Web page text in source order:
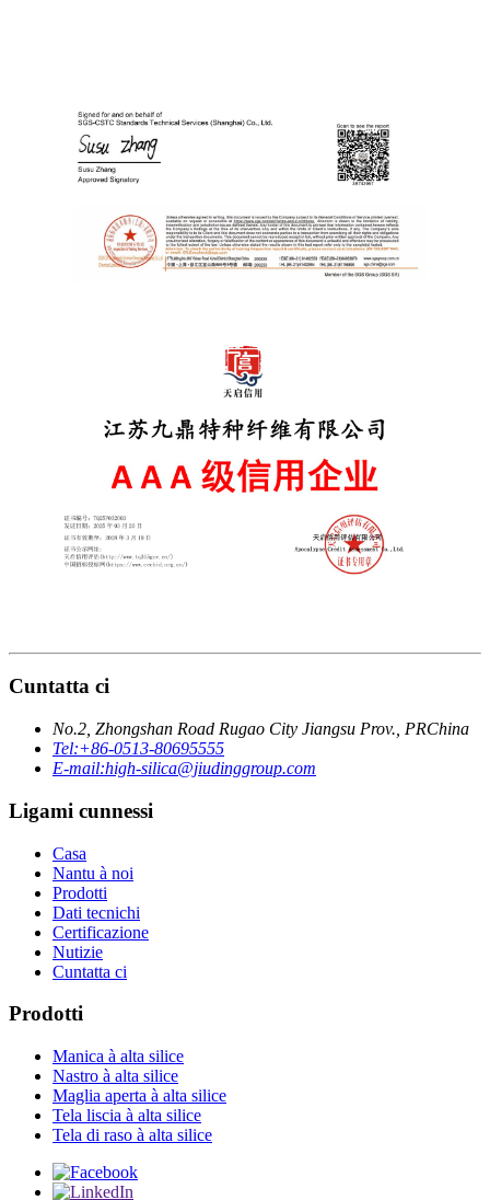
Cuntatta ci
No.2, Zhongshan Road Rugao City Jiangsu Prov., PRChina
Tel:+86-0513-80695555
E-mail:high-silica@jiudinggroup.com
Ligami cunnessi
Casa
Nantu à noi
Prodotti
Dati tecnichi
Certificazione
Nutizie
Cuntatta ci
Prodotti
Manica à alta silice
Nastro à alta silice
Maglia aperta à alta silice
Tela liscia à alta silice
Tela di raso à alta silice